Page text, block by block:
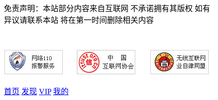
免责声明：本站部分内容来自互联网 不承诺拥有其版权 如有
异议请联系本站 将在第一时间删除相关内容
首页 发现 VIP 我的